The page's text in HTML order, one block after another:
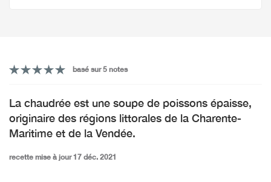
basé sur 5 notes
La chaudrée est une soupe de poissons épaisse,
originaire des régions littorales de la Charente-
Maritime et de la Vendée.
recette mise à jour 17 déc. 2021